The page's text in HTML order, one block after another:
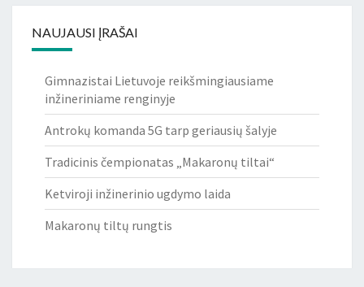
NAUJAUSI ĮRAŠAI
Gimnazistai Lietuvoje reikšmingiausiame
inžineriniame renginyje
Antrokų komanda 5G tarp geriausių šalyje
Tradicinis čempionatas „Makaronų tiltai“
Ketviroji inžinerinio ugdymo laida
Makaronų tiltų rungtis